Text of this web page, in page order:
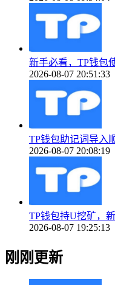
新手必看，TP钱包
2026-08-07 20:51:33
TP钱包助记词导入
2026-08-07 20:08:19
TP钱包持U挖矿，
2026-08-07 19:25:13
刚刚更新